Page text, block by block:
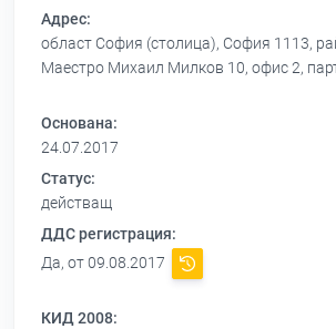
Адрес:
област София (столица), София 1113,
Маестро Михаил Милков 10, офис 2,
Основана:
24.07.2017
Статус:
действащ
ДДС регистрация:
Да, от 09.08.2017
КИД 2008: